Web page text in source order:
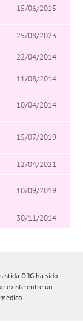
15/06/2015
25/08/2023
22/04/2014
11/08/2014
10/04/2014
15/07/2019
12/04/2021
10/09/2019
30/11/2014
ORG ha sido
existe entre un